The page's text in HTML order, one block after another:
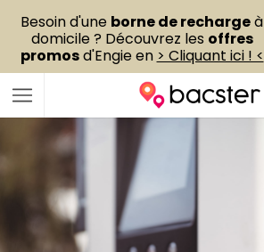
Besoin d'une borne de rechargeà
domicile ? Découvrez les offres
promosd'Engie en > Cliquant ici ! <